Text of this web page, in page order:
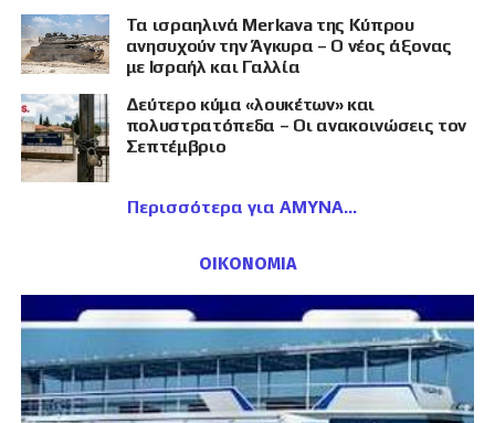
Τα ισραηλινά Merkava της Κύπρου
ανησυχούν την Άγκυρα – Ο νέος άξονας
με Ισραήλ και Γαλλία
Δεύτερο κύμα «λουκέτων» και
πολυστρατόπεδα – Οι ανακοινώσεις τον
Σεπτέμβριο
Περισσότερα για ΑΜΥΝΑ
ΟΙΚΟΝΟΜΙΑ